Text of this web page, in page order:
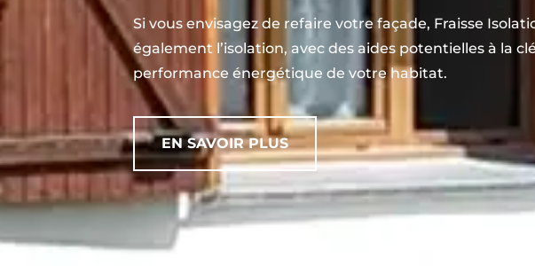
Si vous envisagez de refaire votre façade, Fraisse
également l’isolation, avec des aides potentielles à la
performance énergétique de votre habitat.
EN SAVOIR PLUS